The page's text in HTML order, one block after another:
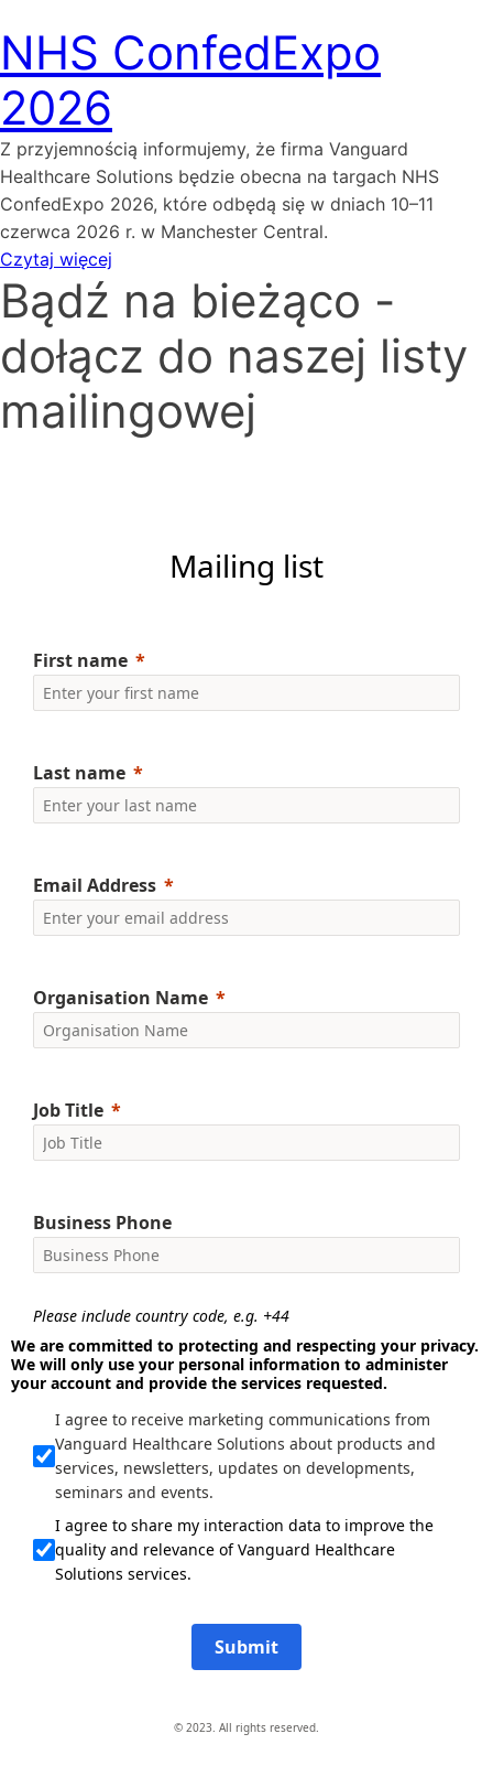
NHS ConfedExpo
2026
Z przyjemnością informujemy, że firma Vanguard
Healthcare Solutions będzie obecna na targach NHS
ConfedExpo 2026, które odbędą się w dniach 10–11
czerwca 2026 r. w Manchester Central.
Czytaj więcej
Bądź na bieżąco -
dołącz do naszej listy
mailingowej
Mailing list
First name
Last name
Email Address
Organisation Name
Job Title
Business Phone
Please include country code, e.g. +44
We are committed to protecting and respecting your privacy.
We will only use your personal information to administer
your account and provide the services requested.
I agree to receive marketing communications from
Vanguard Healthcare Solutions about products and
services, newsletters, updates on developments,
seminars and events.
I agree to share my interaction data to improve the
quality and relevance of Vanguard Healthcare
Solutions services.
Submit
© 2023. All rights reserved.